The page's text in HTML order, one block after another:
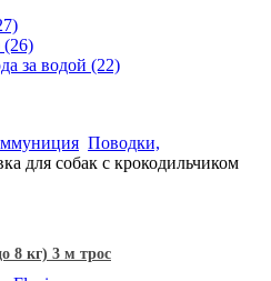
(26)
за водой (22)
Поводки,
для собак с крокодильчиком
8 кг) 3 м трос